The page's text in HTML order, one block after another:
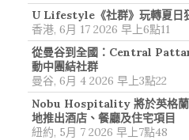
U Lifestyle《社群》玩轉夏日
香港, 6月 17 2026 早上6點11
從曼谷到全國：Central
動中團結社群
曼谷, 6月 4 2026 早上3點22
Nobu Hospitality 將於英格蘭
地推出酒店、餐廳及住宅項目
紐約, 5月 7 2026 早上7點48